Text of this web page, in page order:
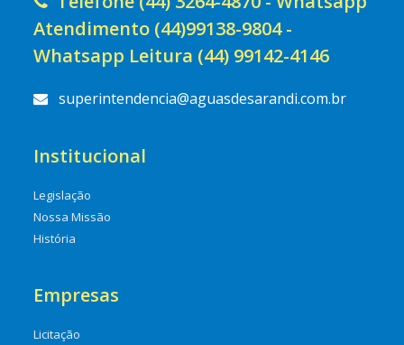
Atendimento (44)99138-9804 -
Whatsapp Leitura (44) 99142-4146
superintendencia@aguasdesarandi.com.br
Institucional
Legislação
Nossa Missão
História
Empresas
Licitação